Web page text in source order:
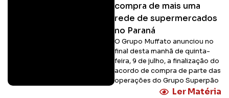
compra de mais uma
rede de supermercados
no Paraná
O Grupo Muffato anunciou no
final desta manhã de quinta-
feira, 9 de julho, a finalização do
acordo de compra de parte das
operações do Grupo Superpão
Ler Matéria